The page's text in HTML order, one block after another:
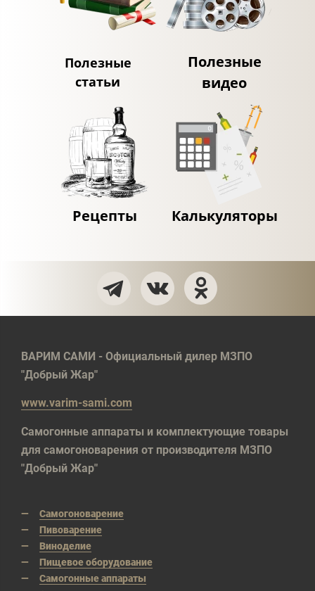
Полезные
статьи
Полезные
видео
Рецепты Калькуляторы
ВАРИМ САМИ - Официальный дилер МЗПО
"Добрый Жар"
www.varim-sami.com
Самогонные аппараты и комплектующие товары
для самогоноварения от производителя МЗПО
"Добрый Жар"
Самогоноварение
Пивоварение
Виноделие
Пищевое оборудование
Самогонные аппараты